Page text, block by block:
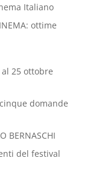
Italiano
ottime
25 ottobre
domande
BERNASCHI
del festival